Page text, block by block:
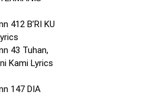
412 B’RI KU
43 Tuhan,
Kami Lyrics
147 DIA